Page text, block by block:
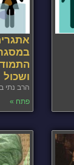
ושכול
הרב נתי
פתח »